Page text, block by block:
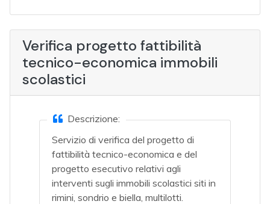
Verifica progetto fattibilità
tecnico-economica immobili
scolastici
Descrizione:
Servizio di verifica del progetto di
fattibilità tecnico-economica e del
progetto esecutivo relativi agli
interventi sugli immobili scolastici siti in
rimini, sondrio e biella, multilotti.